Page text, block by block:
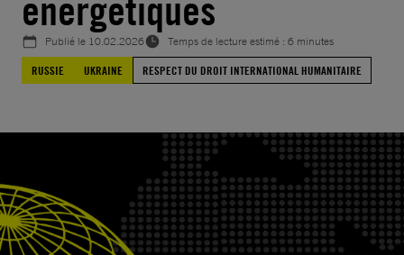
énergétiques
Publié le 10.02.2026
Temps de lecture estimé : 6 minutes
RUSSIE
UKRAINE RESPECT DU DROIT INTERNATIONAL HUMANITAIRE